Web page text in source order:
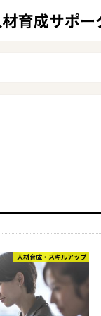
人材育成・スキルアップ